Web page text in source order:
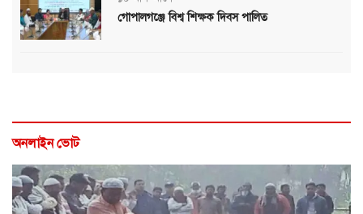
গোপালগঞ্জে বিশ্ব শিক্ষক দিবস পালিত
অনলাইন ভোট